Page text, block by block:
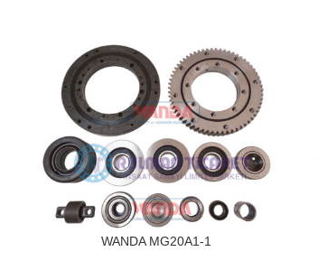
WANDA MG20A1-1